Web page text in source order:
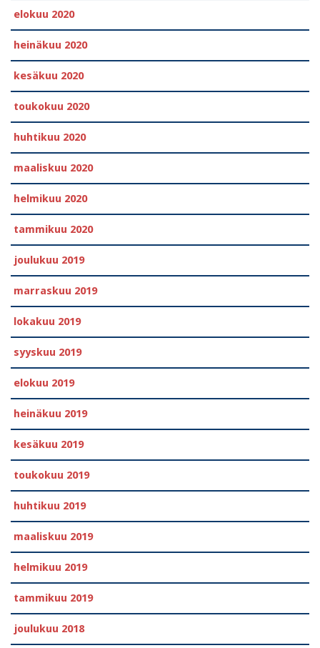
elokuu 2020
heinäkuu 2020
kesäkuu 2020
toukokuu 2020
huhtikuu 2020
maaliskuu 2020
helmikuu 2020
tammikuu 2020
joulukuu 2019
marraskuu 2019
lokakuu 2019
syyskuu 2019
elokuu 2019
heinäkuu 2019
kesäkuu 2019
toukokuu 2019
huhtikuu 2019
maaliskuu 2019
helmikuu 2019
tammikuu 2019
joulukuu 2018